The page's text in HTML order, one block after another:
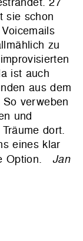
sie schon
zu
ist auch
aus dem
verweben
und
dort.
eines klar
Option. Jan